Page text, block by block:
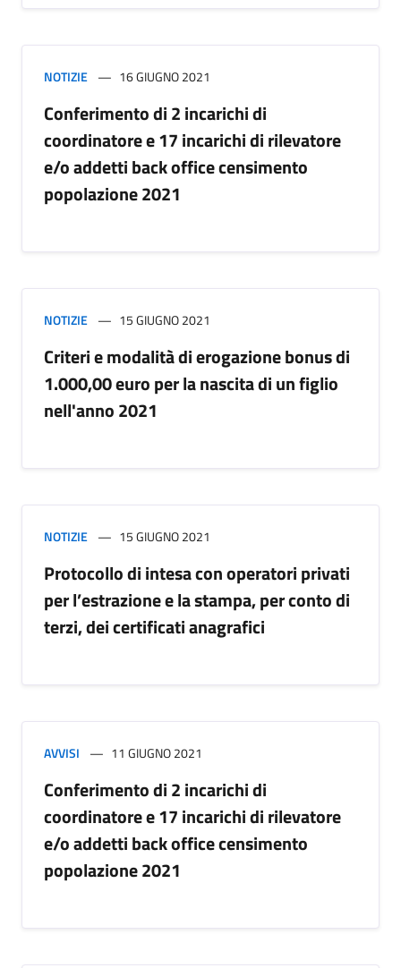
NOTIZIE 16 GIUGNO 2021
Conferimento di 2 incarichi di
coordinatore e 17 incarichi di rilevatore
e/o addetti back office censimento
popolazione 2021
NOTIZIE 15 GIUGNO 2021
Criteri e modalità di erogazione bonus di
1.000,00 euro per la nascita di un figlio
nell'anno 2021
NOTIZIE 15 GIUGNO 2021
Protocollo di intesa con operatori privati
per l’estrazione e la stampa, per conto di
terzi, dei certificati anagrafici
AVVISI 11 GIUGNO 2021
Conferimento di 2 incarichi di
coordinatore e 17 incarichi di rilevatore
e/o addetti back office censimento
popolazione 2021